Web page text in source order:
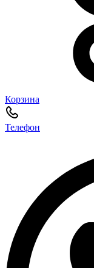
Корзина
Телефон